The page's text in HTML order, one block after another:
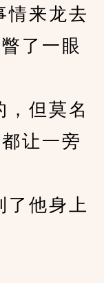
来龙去
了一眼
但莫名
让一旁
他身上